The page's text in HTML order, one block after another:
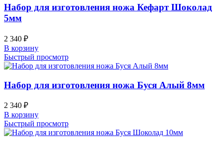
Набор для изготовления ножа Кефарт Шоколад
5мм
2 340 ₽
В корзину
Быстрый просмотр
Набор для изготовления ножа Буся Алый 8мм
2 340 ₽
В корзину
Быстрый просмотр